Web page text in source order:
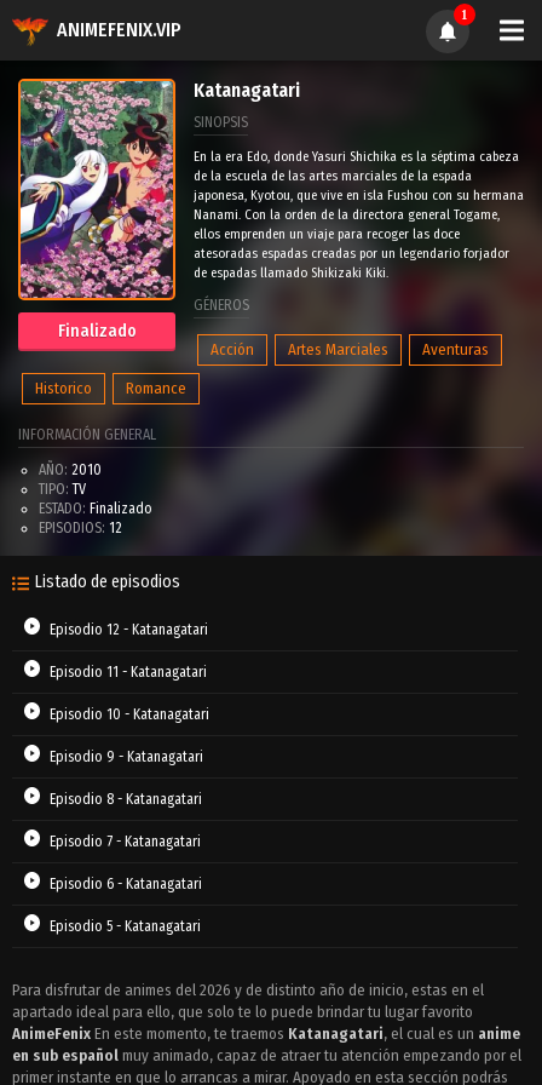
ANIMEFENIX.VIP
1
Finalizado
Katanagatari
SINOPSIS
En la era Edo, donde Yasuri Shichika es la séptima cabeza
de la escuela de las artes marciales de la espada
japonesa, Kyotou, que vive en isla Fushou con su hermana
Nanami. Con la orden de la directora general Togame,
ellos emprenden un viaje para recoger las doce
atesoradas espadas creadas por un legendario forjador
de espadas llamado Shikizaki Kiki.
GÉNEROS
Acción Artes Marciales Aventuras
Historico Romance
INFORMACIÓN GENERAL
AÑO: 2010
TIPO: TV
ESTADO: Finalizado
EPISODIOS: 12
Listado de episodios
Episodio 12 - Katanagatari
Episodio 11 - Katanagatari
Episodio 10 - Katanagatari
Episodio 9 - Katanagatari
Episodio 8 - Katanagatari
Episodio 7 - Katanagatari
Episodio 6 - Katanagatari
Episodio 5 - Katanagatari
Episodio 3 - Katanagatari
Episodio 2 - Katanagatari
Para disfrutar de animes del 2026 y de distinto año de inicio, estas en el
apartado ideal para ello, que solo te lo puede brindar tu lugar favorito
AnimeFenix En este momento, te traemos Katanagatari, el cual es un anime
en sub español muy animado, capaz de atraer tu atención empezando por el
primer instante en que lo arrancas a mirar. Apoyado en esta sección podrás